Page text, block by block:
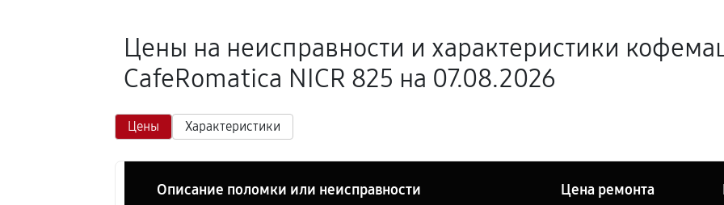
Цены на неисправности и характеристики
CafeRomatica NICR 825 на 07.08.2026
Цены Характеристики
Описание поломки или неисправности Цена ремонта